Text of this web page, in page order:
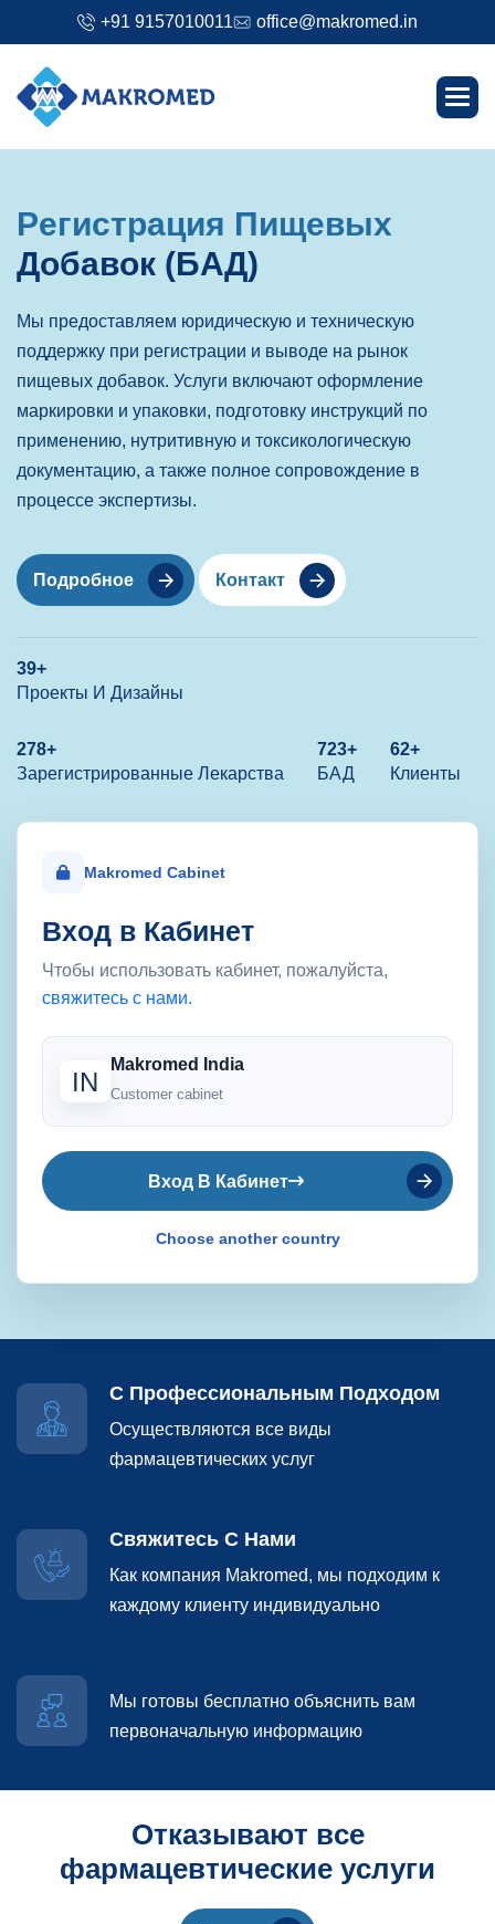
+91 9157010011 office@makromed.in
Регистрация Пищевых
Добавок (БАД)
Мы предоставляем юридическую и техническую
поддержку при регистрации и выводе на рынок
пищевых добавок. Услуги включают оформление
маркировки и упаковки, подготовку инструкций по
применению, нутритивную и токсикологическую
документацию, а также полное сопровождение в
процессе экспертизы.
Подробное Контакт
39+
Проекты И Дизайны
278+
Зарегистрированные Лекарства
723+
БАД
62+
Клиенты
Makromed Cabinet
Вход в Кабинет
Чтобы использовать кабинет, пожалуйста,
свяжитесь с нами.
IN
Makromed India
Customer cabinet
Вход В Кабинет
Choose another country
С Профессиональным Подходом
Осуществляются все виды
фармацевтических услуг
Свяжитесь С Нами
Как компания Makromed, мы подходим к
каждому клиенту индивидуально
Мы готовы бесплатно объяснить вам
первоначальную информацию
Отказывают все
фармацевтические услуги